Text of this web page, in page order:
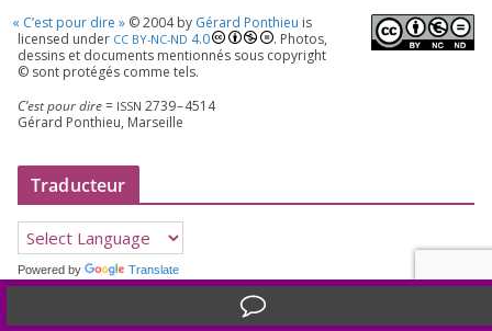
« C’est pour dire » ©2004by Gérard Ponthieu is
licen­sed under CC BY-NC-ND 4.0
. Photos,
des­sins et docu­ments men­tion­nés sous copy­right
© sont pro­té­gés comme tels.
C’est pour dire= ISSN 2739–4514
Gérard Ponthieu, Marseille
Traducteur
Powered by Translate